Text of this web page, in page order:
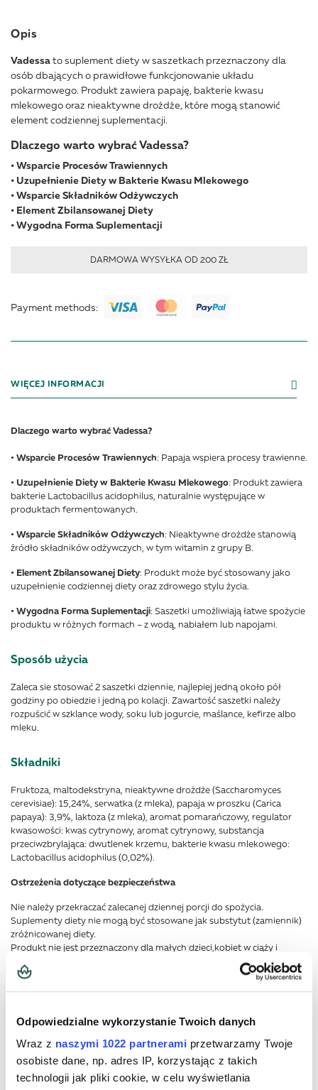
Odpowiedzialne wykorzystanie Twoich danych
Wraz z naszymi 1022 partnerami przetwarzamy Twoje
osobiste dane, np. adres IP, korzystając z takich
technologii jak pliki cookie, w celu wyświetlania
Opis
Vadessato suplement diety w saszetkach przeznaczony dla
osób dbających o prawidłowe funkcjonowanie układu
pokarmowego. Produkt zawiera papaję, bakterie kwasu
mlekowego oraz nieaktywne drożdże, które mogą stanowić
element codziennej suplementacji.
Dlaczego warto wybrać Vadessa?
• Wsparcie Procesów Trawiennych
• Uzupełnienie Diety w Bakterie Kwasu Mlekowego
• Wsparcie Składników Odżywczych
• Element Zbilansowanej Diety
• Wygodna Forma Suplementacji
DARMOWA WYSYŁKA OD 200 ZŁ
Payment methods:
WIĘCEJ INFORMACJI
Dlaczego warto wybrać Vadessa?
• Wsparcie Procesów Trawiennych: Papaja wspiera procesy trawienne.
• Uzupełnienie Diety w Bakterie Kwasu Mlekowego: Produkt zawiera
bakterie Lactobacillus acidophilus, naturalnie występujące w
produktach fermentowanych.
• Wsparcie Składników Odżywczych: Nieaktywne drożdże stanowią
źródło składników odżywczych, w tym witamin z grupy B.
• Element Zbilansowanej Diety: Produkt może być stosowany jako
uzupełnienie codziennej diety oraz zdrowego stylu życia.
• Wygodna Forma Suplementacji: Saszetki umożliwiają łatwe spożycie
produktu w różnych formach – z wodą, nabiałem lub napojami.
Sposób użycia
Zaleca sie stosować 2 saszetki dziennie, najlepiej jedną około pół
godziny po obiedzie i jedną po kolacji. Zawartość saszetki należy
rozpuścić w szklance wody, soku lub jogurcie, maślance, kefirze albo
mleku.
Składniki
Fruktoza, maltodekstryna, nieaktywne drożdże (Saccharomyces
cerevisiae): 15,24%, serwatka (z mleka), papaja w proszku (Carica
papaya): 3,9%, laktoza (z mleka), aromat pomarańczowy, regulator
kwasowości: kwas cytrynowy, aromat cytrynowy, substancja
przeciwzbrylająca: dwutlenek krzemu, bakterie kwasu mlekowego:
Lactobacillus acidophilus (0,02%).
Ostrzeżenia dotyczące bezpieczeństwa
Nie należy przekraczać zalecanej dziennej porcji do spożycia.
Suplementy diety nie mogą być stosowane jak substytut (zamiennik)
zróżnicowanej diety.
Produkt nie jest przeznaczony dla małych dzieci,kobiet w ciąży i
Dla utrzymania prawidłowego stanu zdrowia należy stosować
Produkt powinien być przechowywany w sposób niedostępny dla
małych dzieci.
Dodatkowe informacje